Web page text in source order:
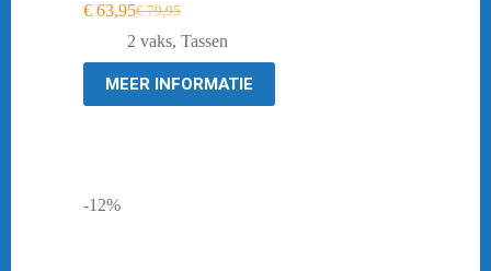
€79,95
Oorspronkelijke
prijs
was:
€ 79,95.
€ 63,95Huidige
prijs
is:
€ 63,95.
2 vaks, Tassen
MEER INFORMATIE
-12%